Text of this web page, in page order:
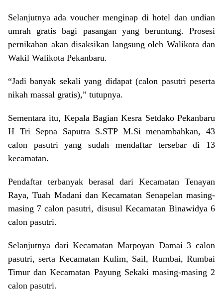
Selanjutnya ada voucher menginap di hotel dan undian
umrah gratis bagi pasangan yang beruntung. Prosesi
pernikahan akan disaksikan langsung oleh Walikota dan
Wakil Walikota Pekanbaru.
“Jadi banyak sekali yang didapat (calon pasutri peserta
nikah massal gratis),” tutupnya.
Sementara itu, Kepala Bagian Kesra Setdako Pekanbaru
H Tri Sepna Saputra S.STP M.Si menambahkan, 43
calon pasutri yang sudah mendaftar tersebar di 13
kecamatan.
Pendaftar terbanyak berasal dari Kecamatan Tenayan
Raya, Tuah Madani dan Kecamatan Senapelan masing-
masing 7 calon pasutri, disusul Kecamatan Binawidya 6
calon pasutri.
Selanjutnya dari Kecamatan Marpoyan Damai 3 calon
pasutri, serta Kecamatan Kulim, Sail, Rumbai, Rumbai
Timur dan Kecamatan Payung Sekaki masing-masing 2
calon pasutri.